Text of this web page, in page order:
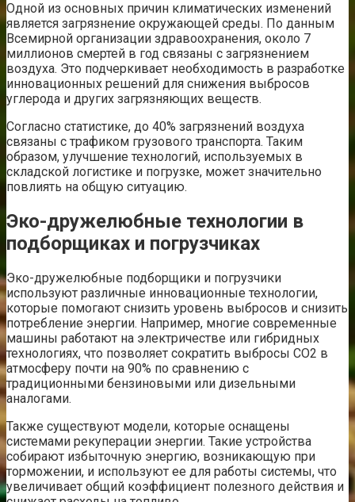
Одной из основных причин климатических изменений
является загрязнение окружающей среды. По данным
Всемирной организации здравоохранения, около 7
миллионов смертей в год связаны с загрязнением
воздуха. Это подчеркивает необходимость в разработке
инновационных решений для снижения выбросов
углерода и других загрязняющих веществ.
Согласно статистике, до 40% загрязнений воздуха
связаны с трафиком грузового транспорта. Таким
образом, улучшение технологий, используемых в
складской логистике и погрузке, может значительно
повлиять на общую ситуацию.
Эко-дружелюбные технологии в
подборщиках и погрузчиках
Эко-дружелюбные подборщики и погрузчики
используют различные инновационные технологии,
которые помогают снизить уровень выбросов и снизить
потребление энергии. Например, многие современные
машины работают на электричестве или гибридных
технологиях, что позволяет сократить выбросы CO2 в
атмосферу почти на 90% по сравнению с
традиционными бензиновыми или дизельными
аналогами.
Также существуют модели, которые оснащены
системами рекуперации энергии. Такие устройства
собирают избыточную энергию, возникающую при
торможении, и используют ее для работы системы, что
увеличивает общий коэффициент полезного действия и